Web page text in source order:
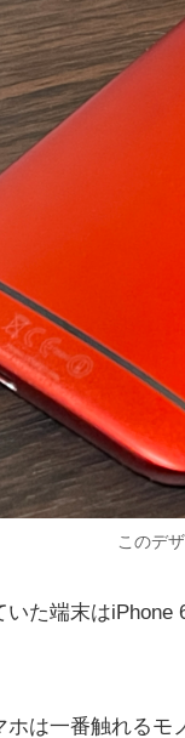
このデ
た端末は
は一番触れるモ